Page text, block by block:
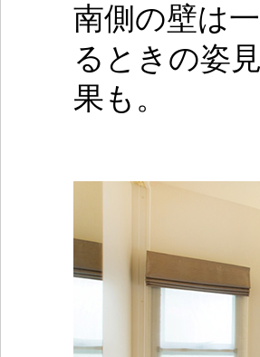
南側の壁は
るときの姿
果も。